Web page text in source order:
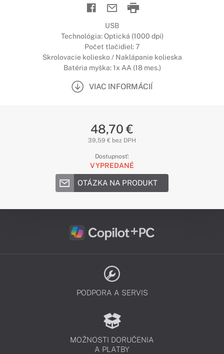
USB
Technológia: Optická (1000 dpi)
Počet tlačidiel: 7
Skrolovacie koliesko / Naklápanie kolieska
Batéria myška: 1x AA (18 mes.)
VIAC INFORMÁCIÍ
48,70 €
39,59 € bez DPH
Dostupnosť:
VYPREDANÉ
OTÁZKA NA PRODUKT
PODPORA A SERVIS
MOŽNOSTI DORUČENIA
A PLATBY